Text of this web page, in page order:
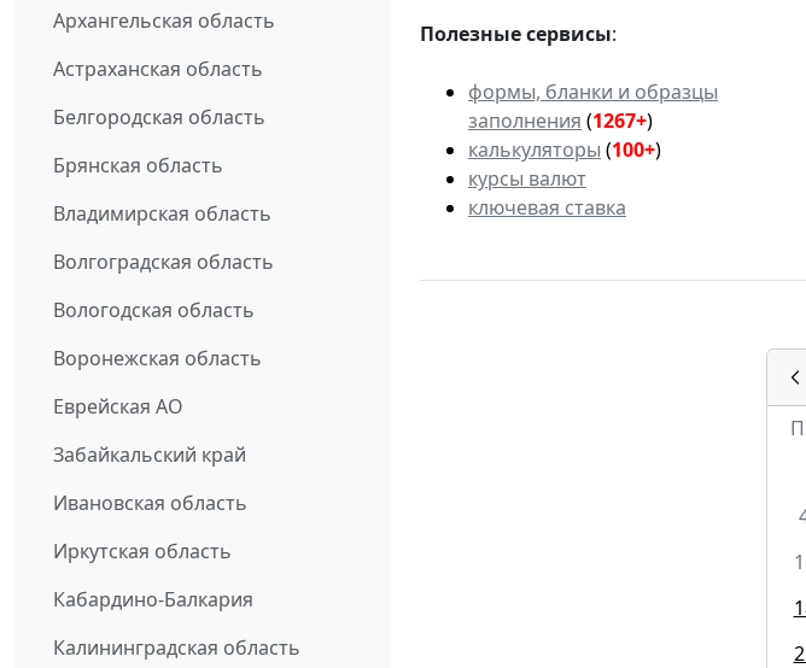
Архангельская область
Астраханская область
Белгородская область
Брянская область
Владимирская область
Волгоградская область
Вологодская область
Воронежская область
Еврейская АО
Забайкальский край
Ивановская область
Иркутская область
Кабардино-Балкария
Калининградская область
Полезные сервисы:
формы, бланки и образцы
заполнения (1267+)
калькуляторы (100+)
курсы валют
ключевая ставка